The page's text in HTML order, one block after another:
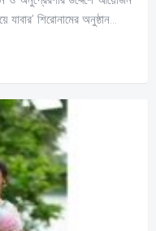
শিরোনামের অনুষ্ঠান...